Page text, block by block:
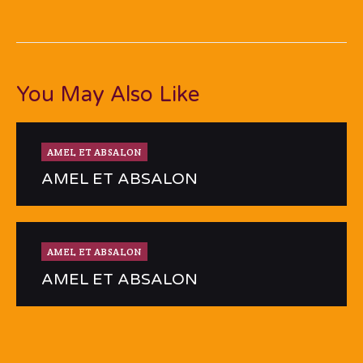
You May Also Like
AMEL ET ABSALON
AMEL ET ABSALON
AMEL ET ABSALON
AMEL ET ABSALON